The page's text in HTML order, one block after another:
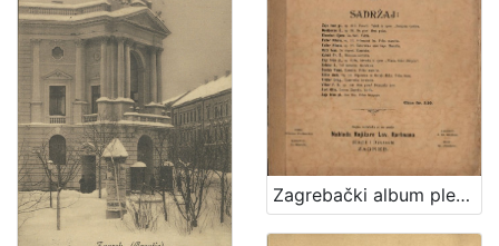
Zagrebački album plesova : za glasovir